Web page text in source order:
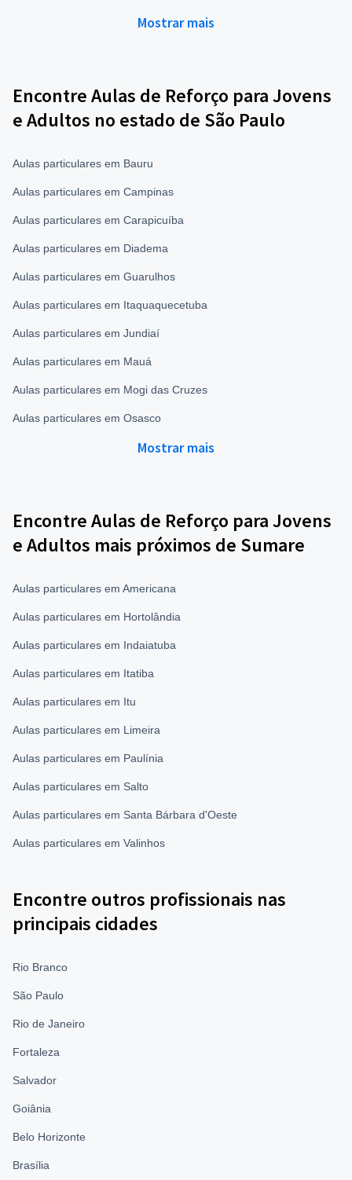
Mostrar mais
Encontre Aulas de Reforço para Jovens
e Adultos no estado de São Paulo
Aulas particulares em Bauru
Aulas particulares em Campinas
Aulas particulares em Carapicuíba
Aulas particulares em Diadema
Aulas particulares em Guarulhos
Aulas particulares em Itaquaquecetuba
Aulas particulares em Jundiaí
Aulas particulares em Mauá
Aulas particulares em Mogi das Cruzes
Aulas particulares em Osasco
Mostrar mais
Encontre Aulas de Reforço para Jovens
e Adultos mais próximos de Sumare
Aulas particulares em Americana
Aulas particulares em Hortolândia
Aulas particulares em Indaiatuba
Aulas particulares em Itatiba
Aulas particulares em Itu
Aulas particulares em Limeira
Aulas particulares em Paulínia
Aulas particulares em Salto
Aulas particulares em Santa Bárbara d'Oeste
Aulas particulares em Valinhos
Encontre outros profissionais nas
principais cidades
Rio Branco
São Paulo
Rio de Janeiro
Fortaleza
Salvador
Goiânia
Belo Horizonte
Brasília